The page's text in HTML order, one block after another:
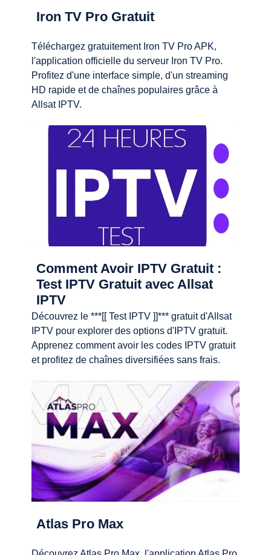
Iron TV Pro Gratuit
Téléchargez gratuitement Iron TV Pro APK,
l'application officielle du serveur Iron TV Pro.
Profitez d'une interface simple, d'un streaming
HD rapide et de chaînes populaires grâce à
Allsat IPTV.
Comment Avoir IPTV Gratuit :
Test IPTV Gratuit avec Allsat
IPTV
Découvrez le ***[[ Test IPTV ]]*** gratuit d'Allsat
IPTV pour explorer des options d'IPTV gratuit.
Apprenez comment avoir les codes IPTV gratuit
et profitez de chaînes diversifiées sans frais.
Atlas Pro Max